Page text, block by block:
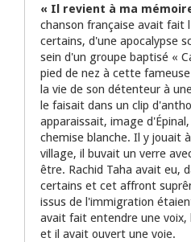
« Il revient à ma
chanson française avait fait
certains, d'une apocalypse
sein d'un groupe baptisé «
pied de nez à cette
la vie de son détenteur à
le faisait dans un clip
apparaissait, image
chemise blanche. Il y jouait
village, il buvait un verre
être. Rachid Taha avait eu,
certains et cet affront
issus de l'immigration
avait fait entendre une
et il avait ouvert une voie.